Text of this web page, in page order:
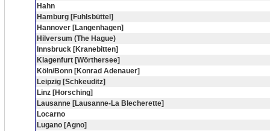
Hahn
Hamburg [Fuhlsbüttel]
Hannover [Langenhagen]
Hilversum (The Hague)
Innsbruck [Kranebitten]
Klagenfurt [Wörthersee]
Köln/Bonn [Konrad Adenauer]
Leipzig [Schkeuditz]
Linz [Horsching]
Lausanne [Lausanne-La Blecherette]
Locarno
Lugano [Agno]